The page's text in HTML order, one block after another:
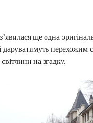
ще одна
перехожим
на згадку.